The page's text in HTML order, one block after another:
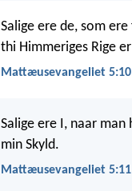
Salige ere de, som
thi Himmeriges Rige
Mattæusevangeliet 5:10
Salige ere I, naar
min Skyld.
Mattæusevangeliet 5:11